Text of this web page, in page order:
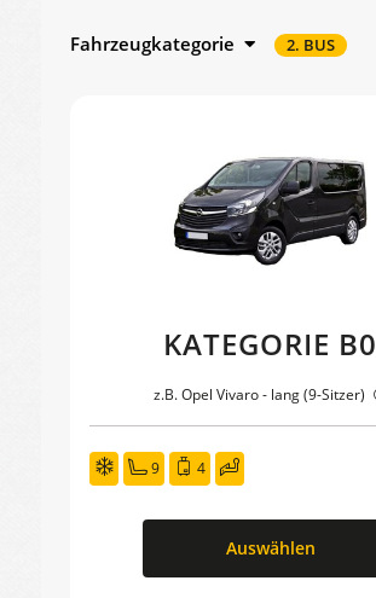
Fahrzeugkategorie 2. BUS
KATEGORIE B0
z.B. Opel Vivaro - lang (9-Sitzer)
9 4
Auswählen